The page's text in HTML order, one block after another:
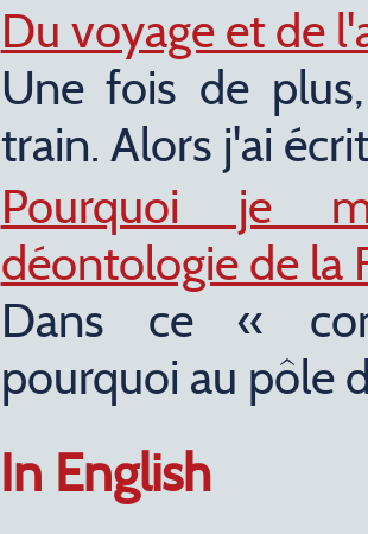
Du voyage et de
Une fois de
train. Alors j'ai
Pourquoi je
déontologie de la
Dans ce «
pourquoi au pôle
In English